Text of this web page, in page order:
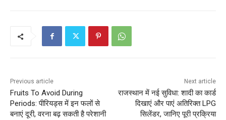
Previous article
Fruits To Avoid During
Periods: पीरियड्स में इन फलों से
बनाएं दूरी, वरना बढ़ सकती है परेशानी
Next article
राजस्थान में नई सुविधा: शादी का कार्ड
दिखाएं और पाएं अतिरिक्त LPG
सिलेंडर, जानिए पूरी प्रक्रिया